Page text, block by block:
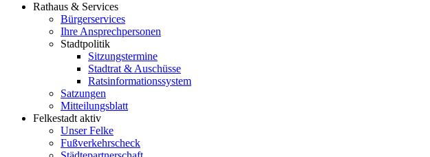
Rathaus & Services
Bürgerservices
Ihre Ansprechpersonen
Stadtpolitik
Sitzungstermine
Stadtrat & Auschüsse
Ratsinformationssystem
Satzungen
Mitteilungsblatt
Felkestadt aktiv
Unser Felke
Fußverkehrscheck